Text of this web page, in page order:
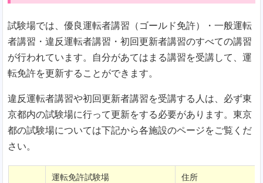
試験場では、優良運転者講習（ゴールド免許）・一般運転
者講習・違反運転者講習・初回更新者講習のすべての講習
が行われています。自分があてはまる講習を受講して、運
転免許を更新することができます。
違反運転者講習や初回更新者講習を受講する人は、必ず東
京都内の試験場に行って更新をする必要があります。東京
都の試験場については下記から各施設のページをご覧くだ
さい。
運転免許試験場 住所